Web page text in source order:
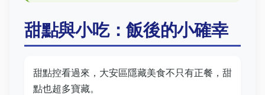
甜點與小吃：飯後的小確幸
甜點控看過來，大安區隱藏美食不只有正餐，甜
點也超多寶藏。